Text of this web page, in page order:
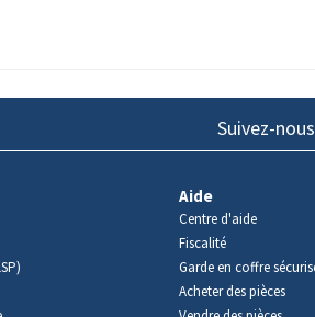
Suivez-
Aide
Centre d'aide
Fiscalité
Garde en coffre
Acheter des pièces